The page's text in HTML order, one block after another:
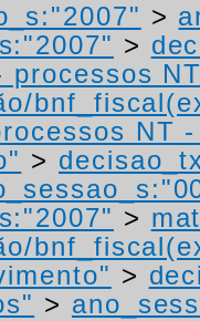
>
>
processos
NT
>
>
>
>